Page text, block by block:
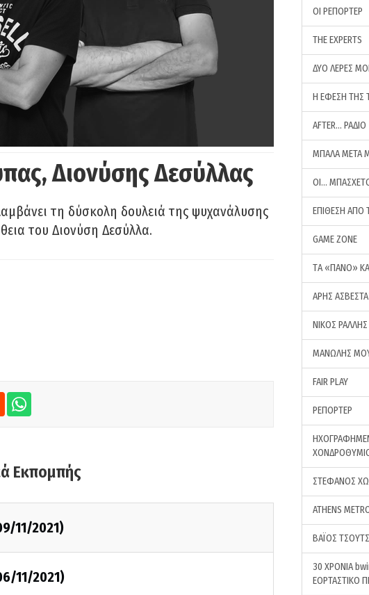
Διονύσης Δεσύλλας
τη δύσκολη δουλειά της ψυχανάλυσης
του Διονύση Δεσύλλα.
Εκπομπής
11/2021)
11/2021)
ΟΙ ΡΕΠΟΡΤΕΡ
THE EXPERTS
ΔΥΟ ΛΕΡΕΣ
Η ΕΦΕΣΗ ΤΗΣ
AFTER… ΡΑΔΙΟ
ΜΠΑΛΑ ΜΕΤΑ
ΟΙ…
ΕΠΙΘΕΣΗ ΑΠΟ
GAME ZONE
ΤA «ΠΑΝΟ»
ΑΡΗΣ
ΝΙΚΟΣ ΡΑΛΛΗΣ
ΜΑΝΩΛΗΣ
FAIR PLAY
ΡΕΠΟΡΤΕΡ
ΣΤΕΦΑΝΟΣ
ATHENS
ΒΑΪΟΣ
30 ΧΡΟΝΙΑ
ΕΟΡΤΑΣΤΙΚΟ